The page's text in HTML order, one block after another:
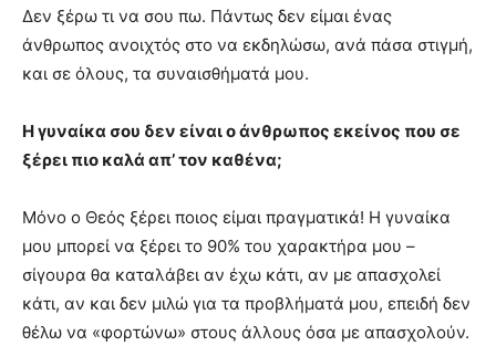
Δεν ξέρω τι να σου πω. Πάντως δεν είμαι ένας
άνθρωπος ανοιχτός στο να εκδηλώσω, ανά πάσα στιγμή,
και σε όλους, τα συναισθήματά μου.
Η γυναίκα σου δεν είναι ο άνθρωπος εκείνος που σε
ξέρει πιο καλά απ’ τον καθένα;
Μόνο ο Θεός ξέρει ποιος είμαι πραγματικά! Η γυναίκα
μου μπορεί να ξέρει το 90% του χαρακτήρα μου –
σίγουρα θα καταλάβει αν έχω κάτι, αν με απασχολεί
κάτι, αν και δεν μιλώ για τα προβλήματά μου, επειδή δεν
θέλω να «φορτώνω» στους άλλους όσα με απασχολούν.